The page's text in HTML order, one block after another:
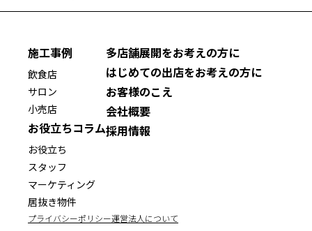
施工事例
飲食店
サロン
小売店
お役立ちコラム
お役立ち
スタッフ
マーケティング
居抜き物件
多店舗展開をお考えの方に
はじめての出店をお考えの方に
お客様のこえ
会社概要
採用情報
プライバシーポリシー運営法人について